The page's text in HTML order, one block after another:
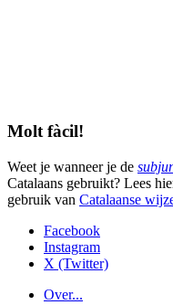
Molt fàcil!
Weet je wanneer je de
Catalaans gebruikt? Lees
gebruik van Catalaanse
Facebook
Instagram
X (Twitter)
Over...